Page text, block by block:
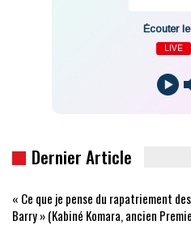
Écouter
LIVE
Dernier Article
« Ce que je pense du rapatriement
Barry » (Kabiné Komara, ancien